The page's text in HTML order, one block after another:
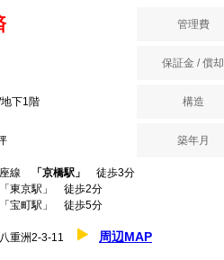
管理費
保証金 / 償却
下1階 構造
築年月
座線 「京橋駅」
徒歩3分
東京駅」 徒歩2分
宝町駅」 徒歩5分
八重洲2-3-11 周辺MAP